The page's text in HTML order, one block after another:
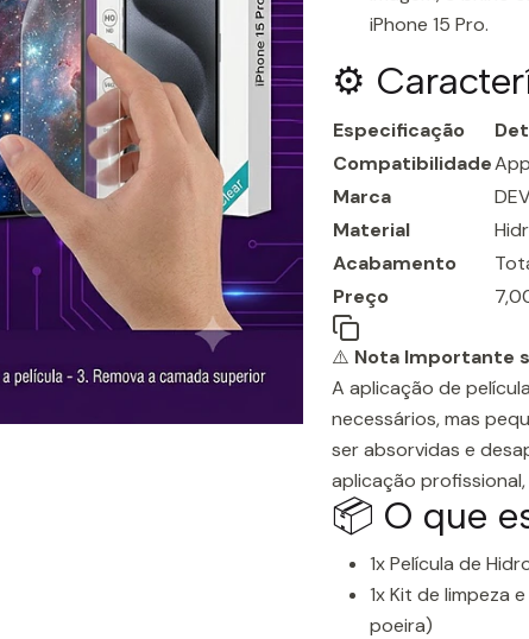
iPhone 15 Pro.
⚙️
Especificação
Compatibilidade
Marca
Material
Acabamento
Preço
⚠️ Nota Importante
A aplicação de
necessários, mas
ser absorvidas e
aplicação
📦 O que
1x Película de
1x Kit de limpeza
poeira)